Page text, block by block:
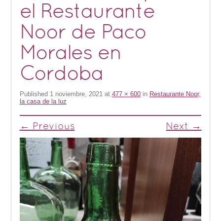
el Restaurante
Noor de Paco
Morales en
Cordoba
Published 1 noviembre, 2021at 477 × 600in Restaurante Noor,
la casa de la luz
← Previous Next →